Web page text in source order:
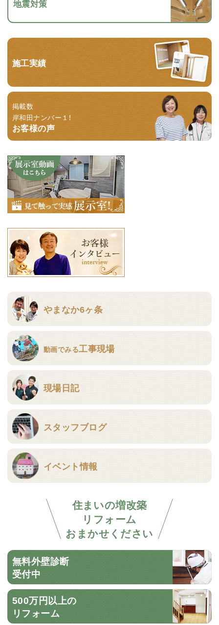
地震対策
施工実績
掲載数
岸和田ナンバー１！
お客様の声
やまなか6ヶ条
動画でみる工事現場
現場日記
スタッフブログ
イベント情報
住まいの増改築
リフォーム
おまかせください
無料外壁診断
受付中
500万円以上の
リフォーム